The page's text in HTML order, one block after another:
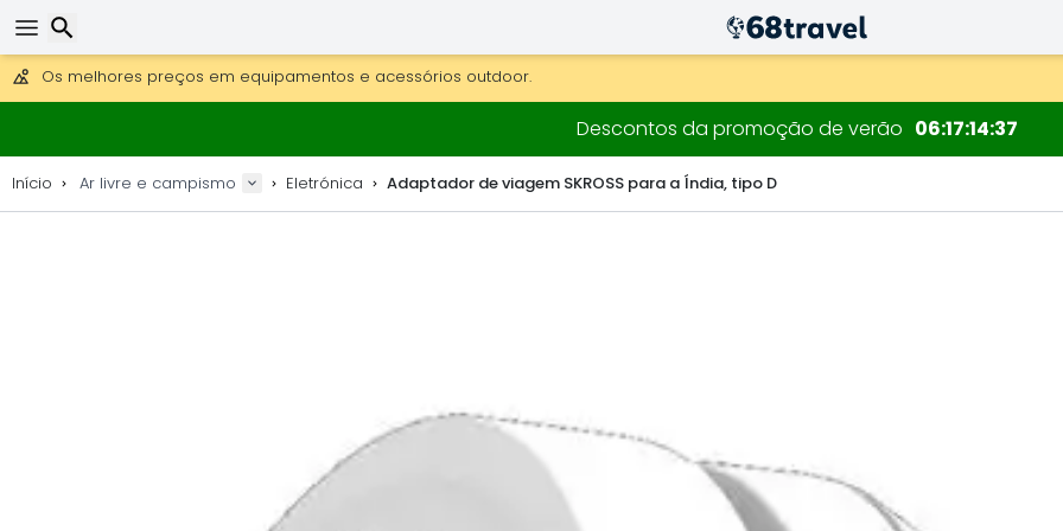
Overnight DHL Express também disponível.
30 dias para devolução, 90 dias para mapas de madeira e decorações.
Os melhores preços em equipamentos e acessórios outdoor.
Descontos da promoção de verão 06171436
Início Ar livre e campismo Eletrónica Adaptador de viagem SKROSS para a Índia, tipo D